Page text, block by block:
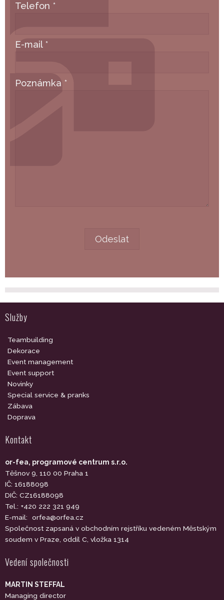
Telefon *
E-mail *
Poznámka *
Služby
Teambuilding
Dekorace
Event management
Event support
Novinky
Special service & pranks
Zábava
Doprava
Kontakt
or-fea, programové centrum s.r.o.
Těšnov 9, 110 00 Praha 1
IČ: 16188098
DIČ: CZ16188098
Tel.: +420 222 321 949
E-mail:
orfea@orfea.cz
Společnost zapsaná v obchodním rejstříku vedeném Městským
soudem v Praze, oddíl C, vložka 1314
Vedení společnosti
MARTIN STEFFAL
Managing director